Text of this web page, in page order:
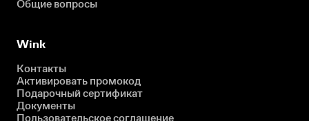
Общие вопросы
Wink
Контакты
Активировать промокод
Подарочный сертификат
Документы
Пользовательское соглашение